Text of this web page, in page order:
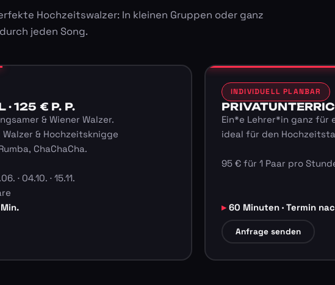
Hochzeitswalzer: In kleinen Gruppen oder ganz
jeden Song.
· 125 € P. P.
& Wiener Walzer.
& Hochzeitsknigge
ChaChaCha.
· 04.10. · 15.11.
INDIVIDUELL PLANBAR
Ein*e Lehrer*in ganz für
ideal für den
95 € für 1 Paar pro
60 Minuten · Termin
Anfrage senden